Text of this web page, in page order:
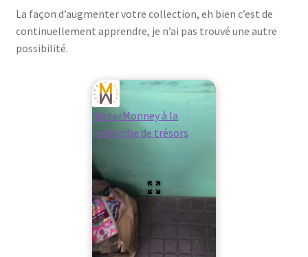
La façon d’augmenter votre collection, eh bien c’est de
continuellement apprendre, je n’ai pas trouvé une autre
possibilité.
MisterMonney à la
recherche de trésors